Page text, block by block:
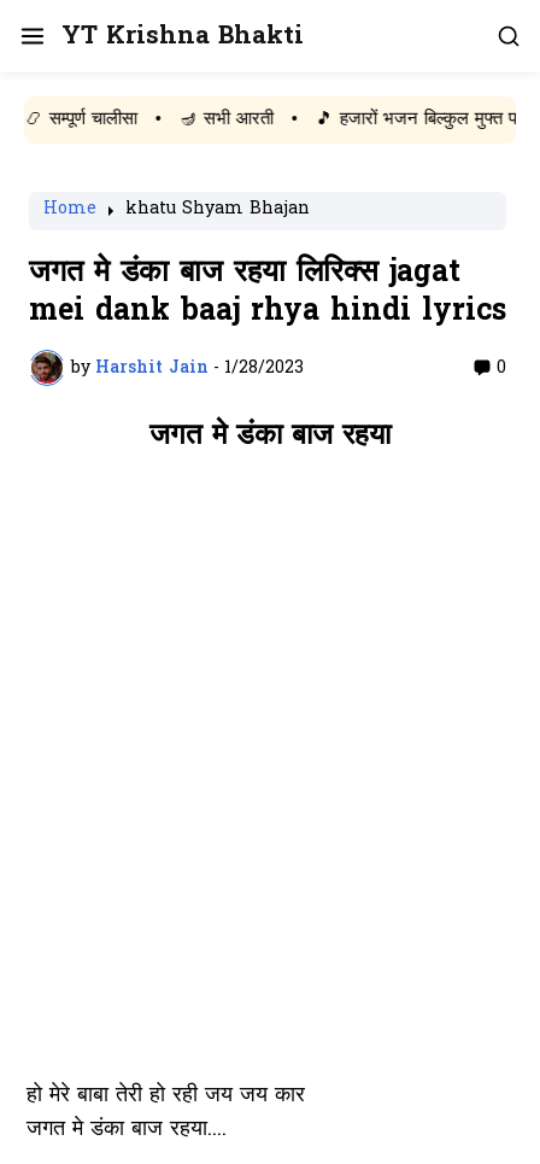
YT Krishna Bhakti
चालीसा • 🪔 सभी आरती • 🎵 हजारों भजन बिल्कुल मुफ्त पढ़ें
Home khatu Shyam Bhajan
जगत मे डंका बाज रहया लिरिक्स jagat
mei dank baaj rhya hindi lyrics
by Harshit Jain - 1/28/2023 0
जगत मे डंका बाज रहया
हो मेरे बाबा तेरी हो रही जय जय कार
जगत मे डंका बाज रहया....